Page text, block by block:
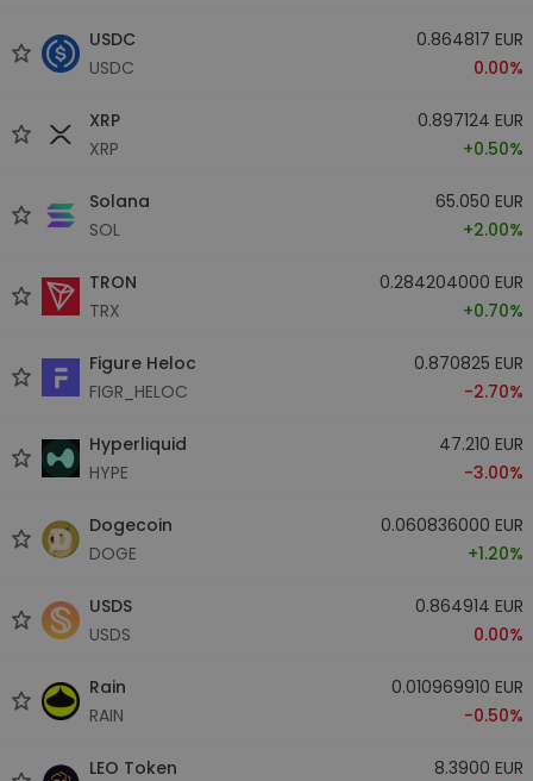
USDC
USDC
0.864817 EUR
0.00%
XRP
XRP
0.897124 EUR
+0.50%
Solana
SOL
65.050 EUR
+2.00%
TRON
TRX
0.284204000 EUR
+0.70%
Figure Heloc
FIGR_HELOC
0.870825 EUR
-2.70%
Hyperliquid
HYPE
47.210 EUR
-3.00%
Dogecoin
DOGE
0.060836000 EUR
+1.20%
USDS
USDS
0.864914 EUR
0.00%
Rain
RAIN
0.010969910 EUR
-0.50%
LEO Token
8.3900 EUR